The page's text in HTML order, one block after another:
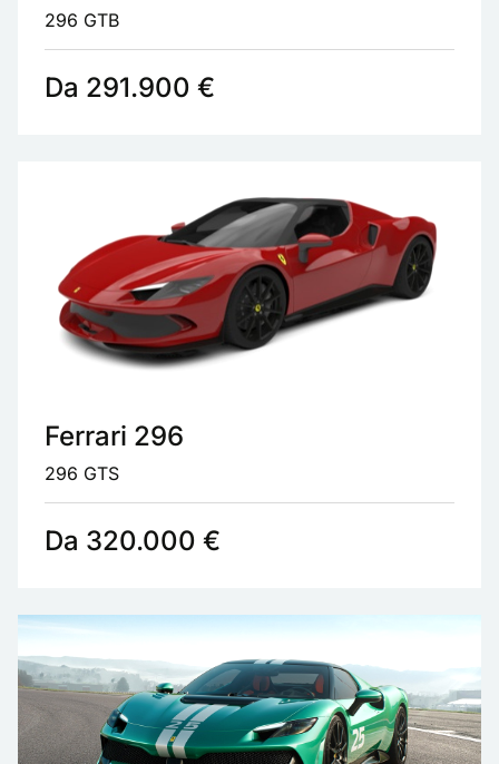
296 GTB
Da 291.900 €
Ferrari 296
296 GTS
Da 320.000 €